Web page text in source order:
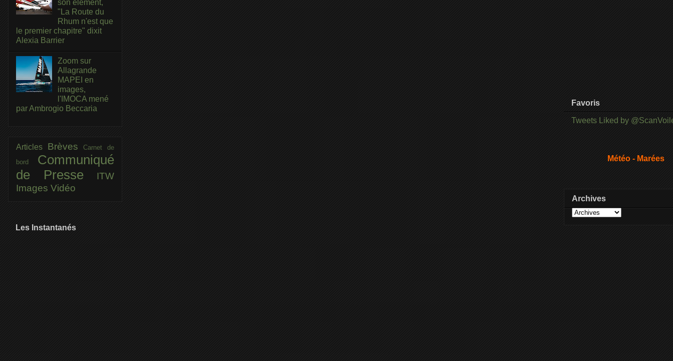
son élément,
"La Route du
Rhum n'est que
le premier chapitre" dixit
Alexia Barrier
Zoom sur
Allagrande
MAPEI en
images,
l'IMOCA mené
par Ambrogio Beccaria
Articles BrèvesCarnet de
bord Communiqué
de Presse
ITW
Images Vidéo
Les Instantanés
Favoris
Tweets Liked by
Météo - Marées
Archives